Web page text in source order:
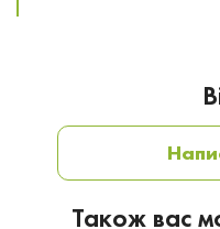
Також вас